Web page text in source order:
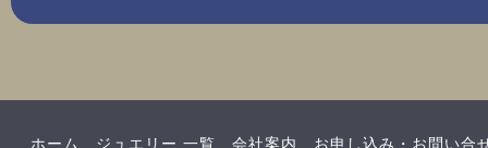
ホーム ジュエリー 一覧 会社案内 お申し込み・お問い合